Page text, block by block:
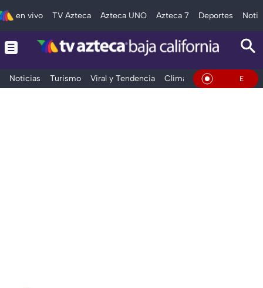
en vivo TV Azteca Azteca UNO Azteca 7 Deportes
Noticias Turismo Viral y Tendencia Clima Deportes En Vivo